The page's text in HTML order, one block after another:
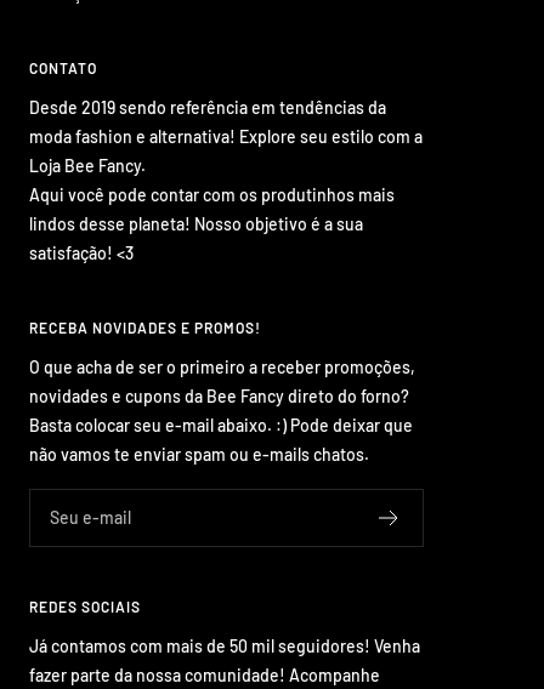
CONTATO
Desde 2019 sendo referência em tendências da
moda fashion e alternativa! Explore seu estilo com a
Loja Bee Fancy.
Aqui você pode contar com os produtinhos mais
lindos desse planeta! Nosso objetivo é a sua
satisfação! <3
RECEBA NOVIDADES E PROMOS!
O que acha de ser o primeiro a receber promoções,
novidades e cupons da Bee Fancy direto do forno?
Basta colocar seu e-mail abaixo. :) Pode deixar que
não vamos te enviar spam ou e-mails chatos.
Seu e-mail
REDES SOCIAIS
Já contamos com mais de 50 mil seguidores! Venha
fazer parte da nossa comunidade! Acompanhe